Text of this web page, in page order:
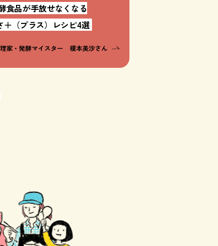
食品が手放せなくなる
＋（プラス）レシピ4選
家・発酵マイスター 榎本美沙さん